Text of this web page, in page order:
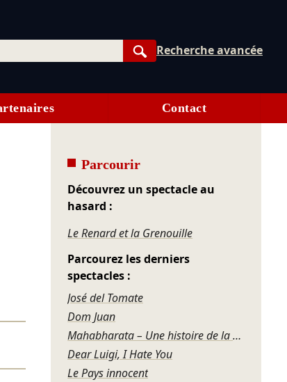
Rechercher
Recherche avancée
Contact
Parcourir
Découvrez un spectacle au
hasard :
Le Renard et la Grenouille
Parcourez les derniers
spectacles :
José del Tomate
Dom Juan
Mahabharata – Une histoire de la violence
Dear Luigi, I Hate You
Le Pays innocent